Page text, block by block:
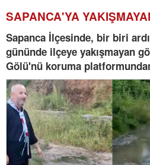
SAPANCA'YA
Sapanca İlçesinde, bir biri
gününde ilçeye yakışmayan
Gölü'nü koruma